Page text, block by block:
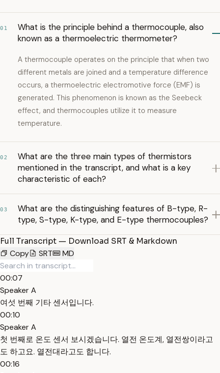
01
What is the principle behind a thermocouple, also
known as a thermoelectric thermometer?
A thermocouple operates on the principle that when two
different metals are joined and a temperature difference
occurs, a thermoelectric electromotive force (EMF) is
generated. This phenomenon is known as the Seebeck
effect, and thermocouples utilize it to measure
temperature.
02
What are the three main types of thermistors
mentioned in the transcript, and what is a key
characteristic of each?
03
What are the distinguishing features of B-type, R-
type, S-type, K-type, and E-type thermocouples?
Full Transcript — Download SRT & Markdown
Copy
SRT MD
00:07
Speaker A
여섯 번째 기타 센서입니다.
00:10
Speaker A
첫 번째로 온도 센서 보시겠습니다. 열전 온도계, 열전쌍이라고
도 하고요. 열전대라고도 합니다.
00:16